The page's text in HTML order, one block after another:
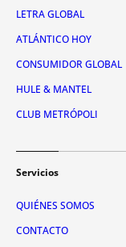
LETRA GLOBAL
ATLÁNTICO HOY
CONSUMIDOR GLOBAL
HULE & MANTEL
CLUB METRÓPOLI
Servicios
QUIÉNES SOMOS
CONTACTO